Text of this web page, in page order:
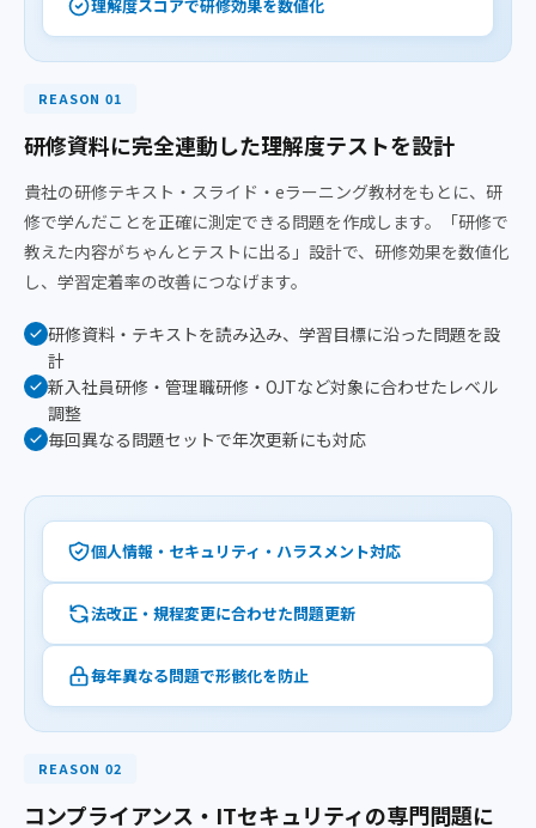
REASON 01
研修資料に完全連動した理解度テストを設計
貴社の研修テキスト・スライド・eラーニング教材をもとに、研
修で学んだことを正確に測定できる問題を作成します。「研修で
教えた内容がちゃんとテストに出る」設計で、研修効果を数値化
し、学習定着率の改善につなげます。
研修資料・テキストを読み込み、学習目標に沿った問題を設
計
新入社員研修・管理職研修・OJTなど対象に合わせたレベル
調整
毎回異なる問題セットで年次更新にも対応
理解度スコアで研修効果を数値化
REASON 02
コンプライアンス・ITセキュリティの専門問題に
個人情報・セキュリティ・ハラスメント対応
法改正・規程変更に合わせた問題更新
毎年異なる問題で形骸化を防止